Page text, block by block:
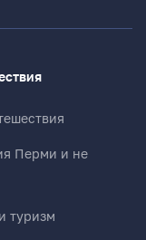
Перми и не
туризм